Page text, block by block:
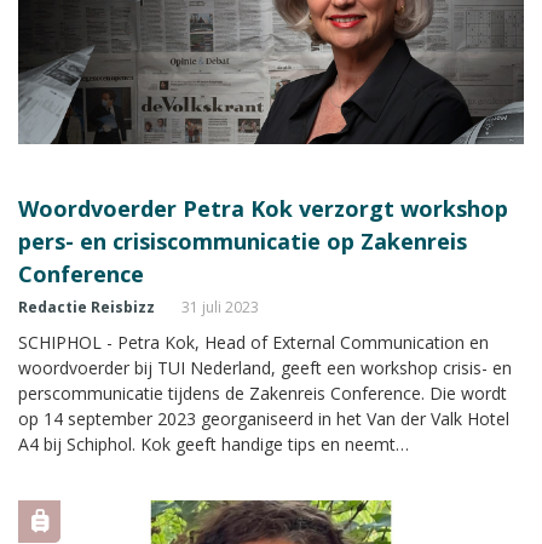
Woordvoerder Petra Kok verzorgt workshop
pers- en crisiscommunicatie op Zakenreis
Conference
Redactie Reisbizz 31 juli 2023
SCHIPHOL - Petra Kok, Head of External Communication en
woordvoerder bij TUI Nederland, geeft een workshop crisis- en
perscommunicatie tijdens de Zakenreis Conference. Die wordt
op 14 september 2023 georganiseerd in het Van der Valk Hotel
A4 bij Schiphol. Kok geeft handige tips en neemt
en crisiscommunicatie op radio, tv en in de geschreven media.